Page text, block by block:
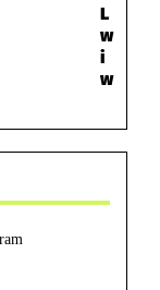
L
w
i
w